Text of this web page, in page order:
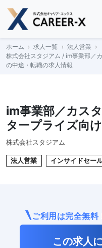
Skip
content
ホーム 求人一覧
法人営業
株式会社スタジアム / im事業部／
の中途・転職の求人情報
im事業部／カス
タープライズ向け
株式会社スタジアム
法人営業 インサイドセー
ご利用は完全無料
この求人